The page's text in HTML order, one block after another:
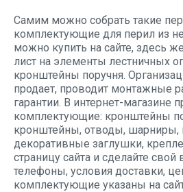
Самим можно собрать такие
комплектующие для перил из
можно купить на сайте, здесь
лист на элементы лестничных
кронштейны поручня.
продает, проводит монтажные
гарантии. В интернет-магазине
комплектующие: кронштейны
кронштейны, отводы, шарниры,
декоративные заглушки,
страницу сайта и сделайте
телефоны, условия доставки,
комплектующие указаны на